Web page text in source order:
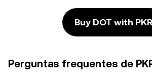
Buy DOT with PKR
Perguntas frequentes de